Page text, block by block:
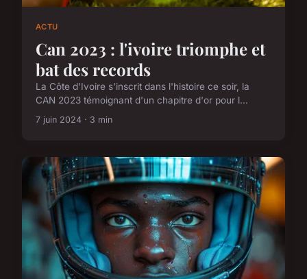
ACTU
Can 2023 : l'ivoire triomphe et
bat des records
La Côte d'Ivoire s'inscrit dans l'histoire ce soir, la
CAN 2023 témoignant d'un chapitre d'or pour l...
7 juin 2024 · 3 min